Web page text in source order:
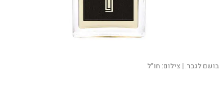
בושם לגבר. | צילום:חו"ל